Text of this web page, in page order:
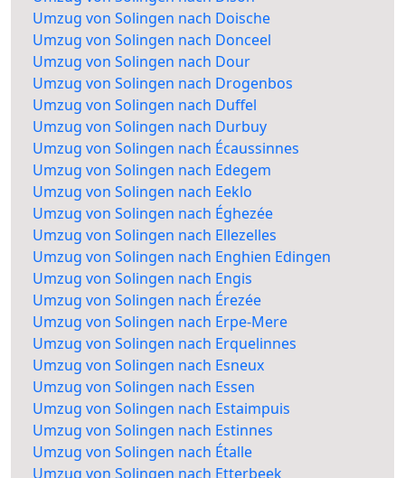
Umzug von Solingen nach Doische
Umzug von Solingen nach Donceel
Umzug von Solingen nach Dour
Umzug von Solingen nach Drogenbos
Umzug von Solingen nach Duffel
Umzug von Solingen nach Durbuy
Umzug von Solingen nach Écaussinnes
Umzug von Solingen nach Edegem
Umzug von Solingen nach Eeklo
Umzug von Solingen nach Éghezée
Umzug von Solingen nach Ellezelles
Umzug von Solingen nach Enghien Edingen
Umzug von Solingen nach Engis
Umzug von Solingen nach Érezée
Umzug von Solingen nach Erpe-Mere
Umzug von Solingen nach Erquelinnes
Umzug von Solingen nach Esneux
Umzug von Solingen nach Essen
Umzug von Solingen nach Estaimpuis
Umzug von Solingen nach Estinnes
Umzug von Solingen nach Étalle
Umzug von Solingen nach Etterbeek